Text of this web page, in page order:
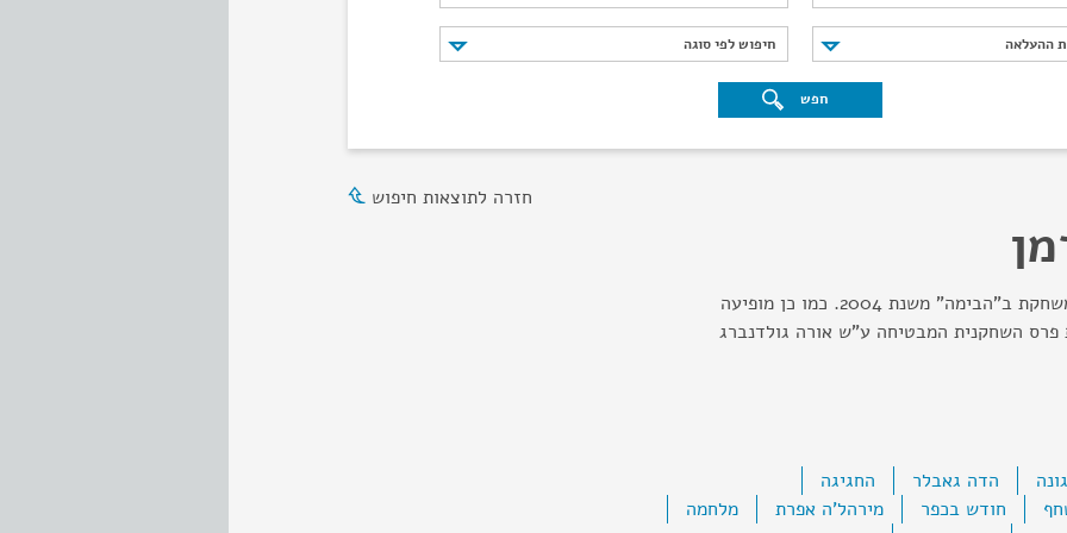
ההעלאה
ההעלאה חיפוש לפי סוגה
חיפוש לפי סוגה
חפש
חזרה לתוצאות חיפוש
בוגרת סמינר הקיבוצים.משחקת ב"הבימה" משנת 2004. כמו כן מופיעה
פרס השחקנית המבטיחה ע"ש אורה גולדנברג
הדה גאבלר
החגיגה
חודש בכפר מירהל'ה אפרת
מלחמה